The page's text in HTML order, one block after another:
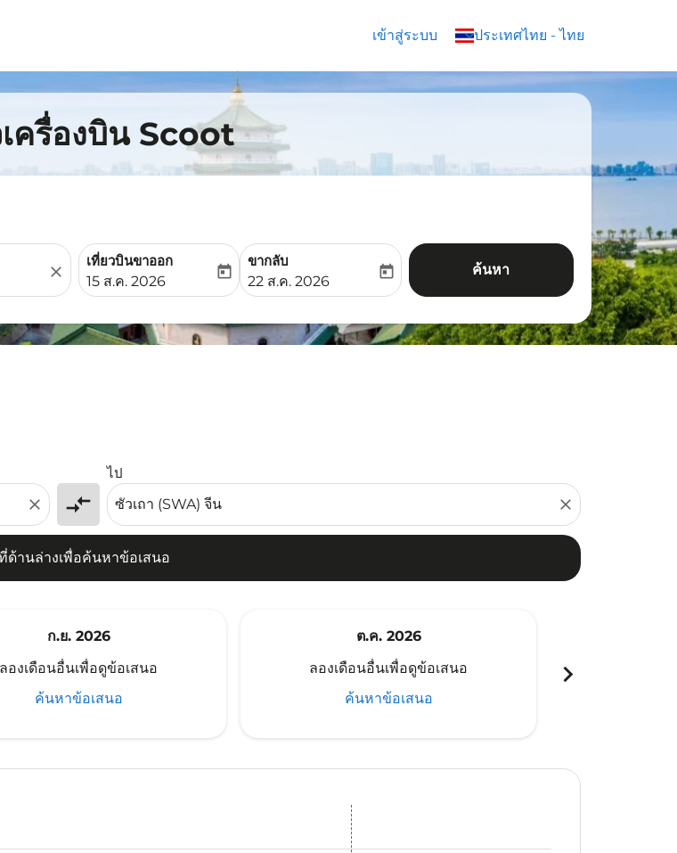
เข้าสู่ระบบ ประเทศไทย - ไทย
keyboard_arrow_down
ครื่องบิน Scoot
close
เที่ยวบินขาออก
fc-booking-departure-date-aria-label
15 ส.ค. 2026
today
ขากลับ
fc-booking-return-date-aria-label
22 ส.ค. 2026
today ค้นหา
close compare_arrows
ไป
close
ด้านล่างเพื่อค้นหาข้อเสนอ
นล่างเพื่อค้นหาข้อเสนอ
ก.ย. 2026
ลองเดือนอื่นเพื่อดูข้อเสนอ
ค้นหาข้อเสนอ
ต.ค. 2026
ลองเดือนอื่นเพื่อดูข้อเสนอ
ค้นหาข้อเสนอ
chevron_right
HKT–SWA: cmp-view-offers-disclaimer. ค้นหาข้อเสนอ
HKT–SWA: cmp-view-offers-disclaimer. ค้นหาข้อเสนอ
HKT–SWA: cmp-view-offers-disclaimer. ค้นหาข้อเสนอ
HKT–SWA: cmp-view-offers-disclaimer. ค้นหาข้อเสนอ
HKT–SWA: cmp-view-offers-disclaimer. ค้นหาข้อเสนอ
HKT–SWA: cmp-view-offers-disclaimer. ค้นหาข้อเสนอ
HKT–SWA: cmp-view-offers-disclaimer. ค้นหาข้อเสนอ
HKT–SWA: cmp-view-offers-disclaimer. ค้นหาข้อเสนอ
HKT–SWA: cmp-view-offers-disclaimer. ค้นหาข้อเสนอ
HKT–SWA: cmp-view-offers-disclaimer. ค้นหาข้อเสนอ
HKT–SWA: cmp-view-offers-disclaimer. ค้นหาข้อเสนอ
HKT–SWA: cmp-view-offers-disclaimer. ค้นหาข้อเสนอ